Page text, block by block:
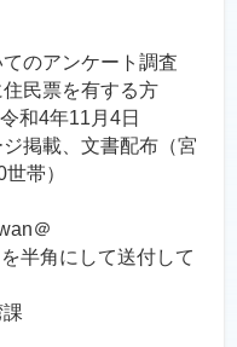
のアンケート調査
民票を有する方
和4年11月4日
掲載、文書配布（宮
帯）
＠
半角にして送付して